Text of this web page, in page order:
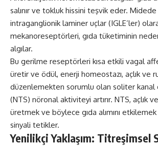
salınır ve tokluk hissini teşvik eder.
intraganglionik laminer uçlar (IGLE’ler)
mekanoreseptörleri, gıda tüketiminin
algılar.
Bu gerilme reseptörleri kısa etkili vagal
üretir ve ödül, enerji homeostazı, açlık ve
düzenlemekten sorumlu olan soliter kanal
(NTS) nöronal aktiviteyi artırır. NTS, açlık
üretmek ve böylece gıda alımını
sinyali tetikler.
Yenilikçi Yaklaşım: Titreşimsel